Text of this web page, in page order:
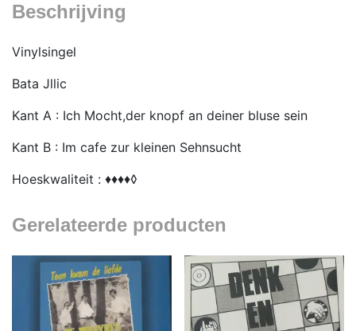
Beschrijving
Vinylsingel
Bata Jllic
Kant A : Ich Mocht,der knopf an deiner bluse sein
Kant B : Im cafe zur kleinen Sehnsucht
Hoeskwaliteit : ♦♦♦♦◊
Gerelateerde producten